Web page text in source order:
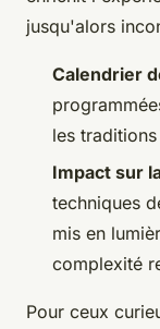
jusqu'alors
Calendrier
les
Impact sur
techniques
mis en
complexité
Pour ceux